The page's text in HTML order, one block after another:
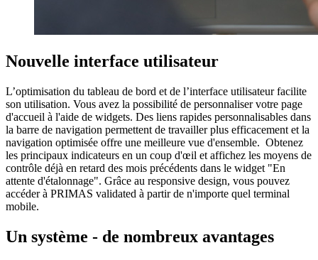
Nouvelle interface utilisateur
L’optimisation du tableau de bord et de l’interface utilisateur facilite
son utilisation. Vous avez la possibilité de personnaliser votre page
d'accueil à l'aide de widgets. Des liens rapides personnalisables dans
la barre de navigation permettent de travailler plus efficacement et la
navigation optimisée offre une meilleure vue d'ensemble. Obtenez
les principaux indicateurs en un coup d'œil et affichez les moyens de
contrôle déjà en retard des mois précédents dans le widget "En
attente d'étalonnage". Grâce au responsive design, vous pouvez
accéder à PRIMAS validated à partir de n'importe quel terminal
mobile.
Un système - de nombreux avantages